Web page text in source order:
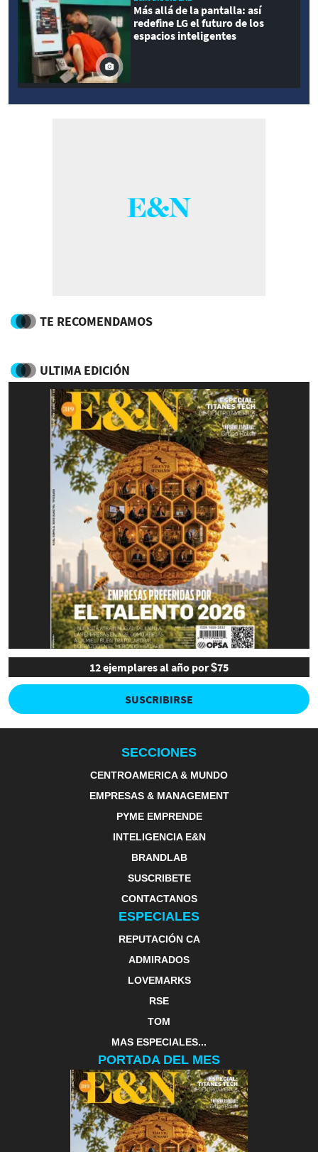
Más allá de la pantalla: así
redefine LG el futuro de los
espacios inteligentes
TE RECOMENDAMOS
ULTIMA EDICIÓN
12 ejemplares al año por $75
SUSCRIBIRSE
SECCIONES
CENTROAMERICA & MUNDO
EMPRESAS & MANAGEMENT
PYME EMPRENDE
INTELIGENCIA E&N
BRANDLAB
SUSCRIBETE
CONTACTANOS
ESPECIALES
REPUTACIÓN CA
ADMIRADOS
LOVEMARKS
RSE
TOM
MAS ESPECIALES...
PORTADA DEL MES